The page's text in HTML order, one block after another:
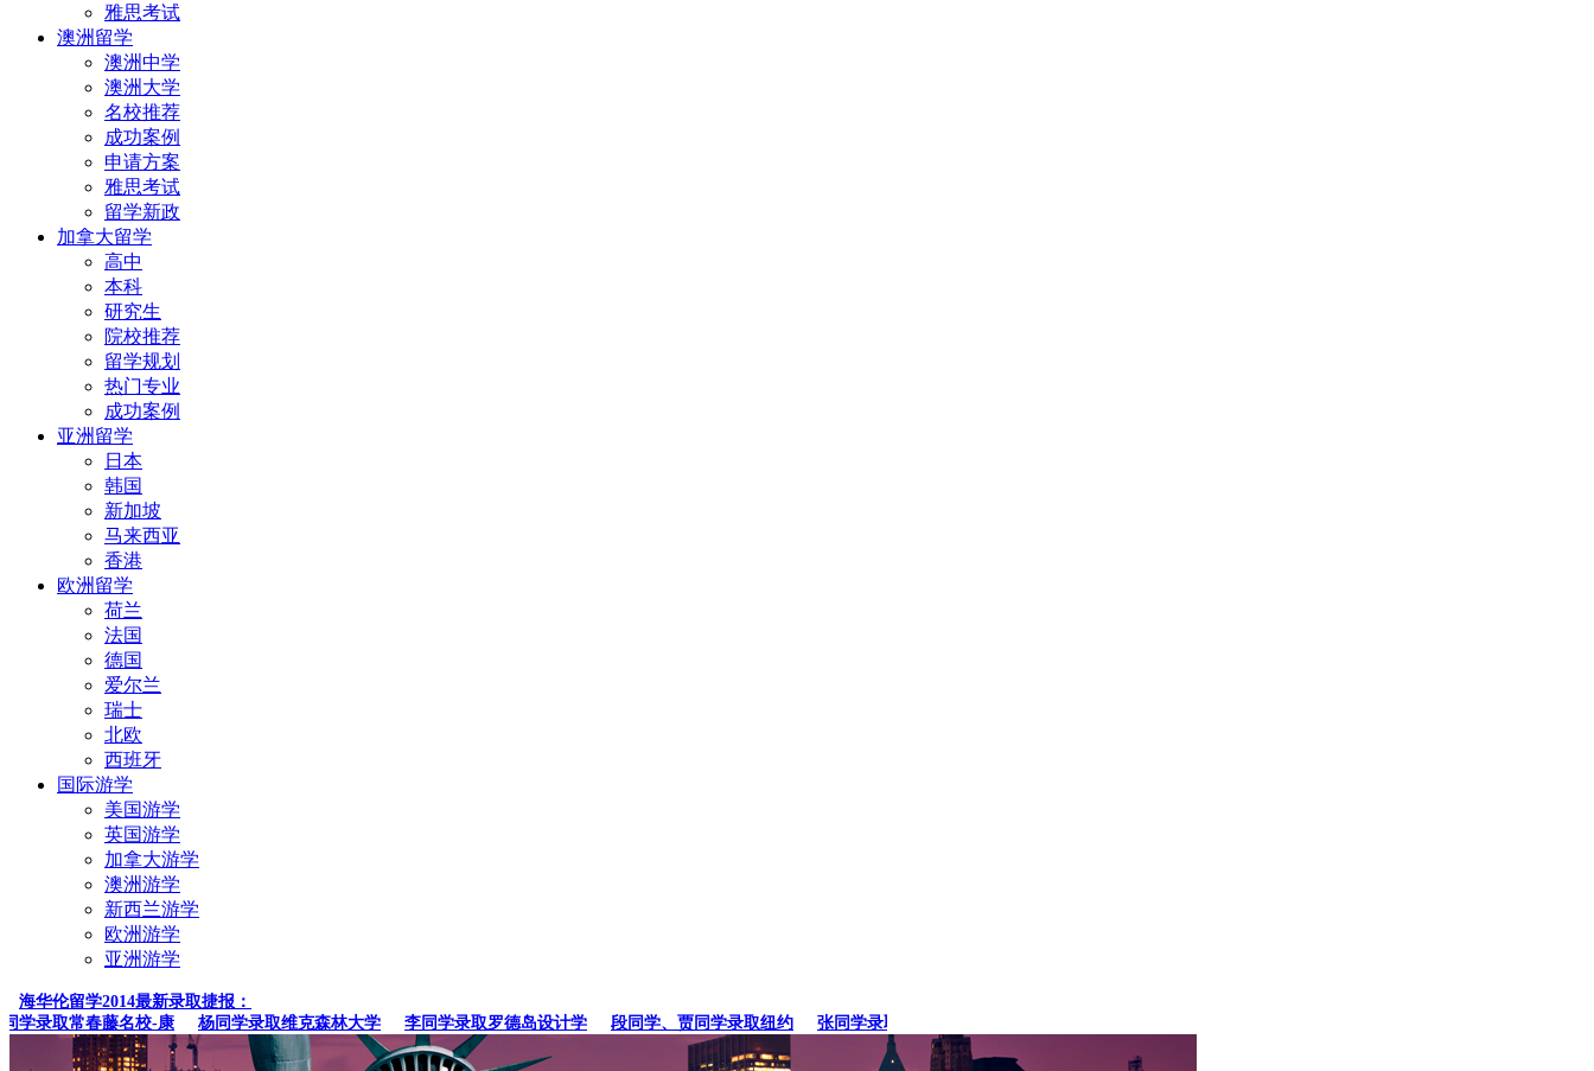
雅思考试
澳洲留学
澳洲中学
澳洲大学
名校推荐
成功案例
申请方案
雅思考试
留学新政
加拿大留学
高中
本科
研究生
院校推荐
留学规划
热门专业
成功案例
亚洲留学
日本
韩国
新加坡
马来西亚
香港
欧洲留学
荷兰
法国
德国
爱尔兰
瑞士
北欧
西班牙
国际游学
美国游学
英国游学
加拿大游学
澳洲游学
新西兰游学
欧洲游学
亚洲游学
海华伦留学2014最新录取捷报：
录取常春藤名校-康
杨同学录取维克森林大学 李同学录取罗德岛设计学 段同学、贾同学录取纽约 张同学录取卡内基梅陇大